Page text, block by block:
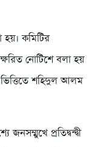
কমিটির
নোটিশে বলা হয়
শহিদুল আলম
প্রতিদ্বন্দ্বী